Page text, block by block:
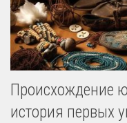
Происхождение
история первых